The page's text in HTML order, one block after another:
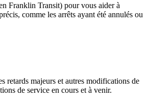
Franklin Transit) pour vous aider à
comme les arrêts ayant été annulés ou
retards majeurs et autres modifications de
de service en cours et à venir.